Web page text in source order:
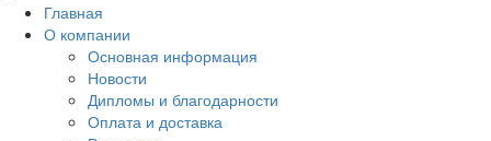
Главная
О компании
Основная информация
Новости
Дипломы и благодарности
Оплата и доставка